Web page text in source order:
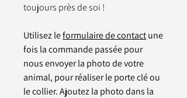
toujours près de soi !
Utilisez leformulaire de contactune
fois la commande passée pour
nous envoyer la photo de votre
animal, pour réaliser le porte clé ou
le collier. Ajoutez la photo dans la